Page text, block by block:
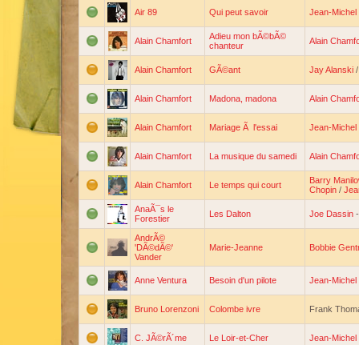
Air 89 Qui peut savoir Jean-Michel
Alain Chamfort
Adieu mon bÃ©bÃ©
chanteur
Alain
Alain Chamfort GÃ©ant Jay Alanski /
Alain Chamfort Madona, madona Alain
Alain Chamfort Mariage Ã l'essai Jean-Michel
Alain Chamfort La musique du samedi Alain
Alain Chamfort Le temps qui court
Barry
Chopin /
AnaÃ¯s le
Forestier
Les Dalton Joe Dassin
AndrÃ©
'DÃ©dÃ©'
Vander
Marie-Jeanne Bobbie
Anne Ventura Besoin d'un pilote Jean-Michel
Bruno Lorenzoni Colombe ivre Frank
C. JÃ©rÃ´me Le Loir-et-Cher Jean-Michel